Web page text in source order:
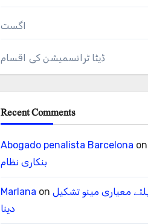
اگست
ڈیٹا ٹرانسمیشن کی اقسام
Recent Comments
Abogado penalista Barcelona on
بنکاری نظام
Marlana on معیاری مینو تشکیل
دینا